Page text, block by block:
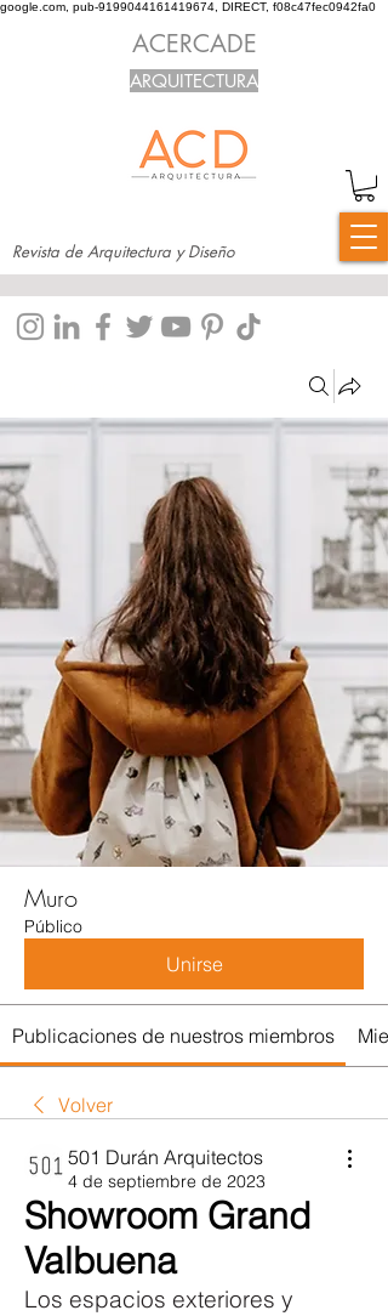
google.com, pub-9199044161419674, DIRECT, f08c47fec0942fa0
Revista de Arquitectura y Diseño
ACERCADE
ARQUITECTURA
Muro
Público
Unirse
Publicaciones de nuestros miembros
Volver
501 Durán Arquitectos
4 de septiembre de 2023
Showroom Grand
Valbuena
Los espacios exteriores y